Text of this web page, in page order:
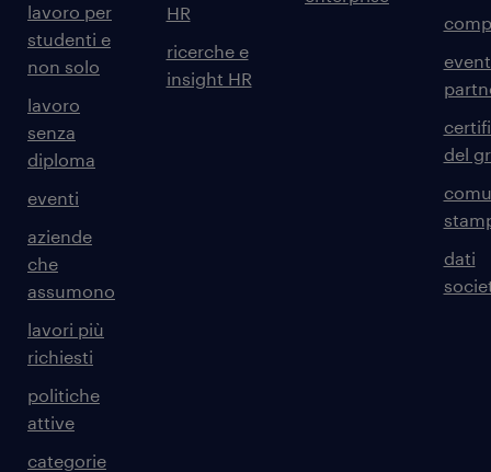
lavoro per
studenti e
non solo
lavoro
senza
diploma
eventi
aziende
che
assumono
lavori più
richiesti
politiche
attive
categorie
HR
ricerche e
insight HR
del
dati